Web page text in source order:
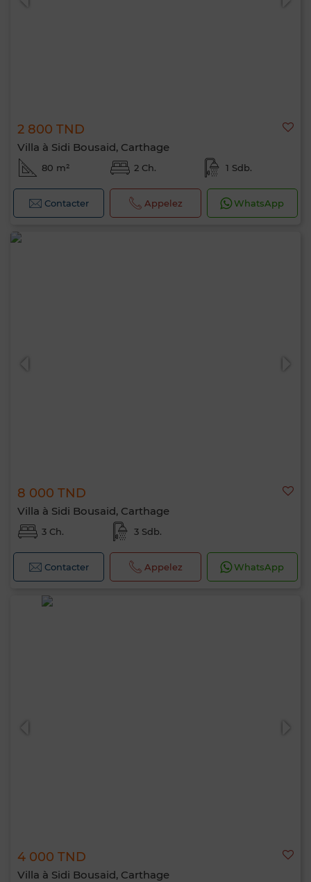
2 800 TND
Villa à Sidi Bousaid, Carthage
80 m² 2 Ch. 1 Sdb.
Contacter Appelez WhatsApp
8 000 TND
Villa à Sidi Bousaid, Carthage
3 Ch. 3 Sdb.
Contacter Appelez WhatsApp
4 000 TND
Villa à Sidi Bousaid, Carthage